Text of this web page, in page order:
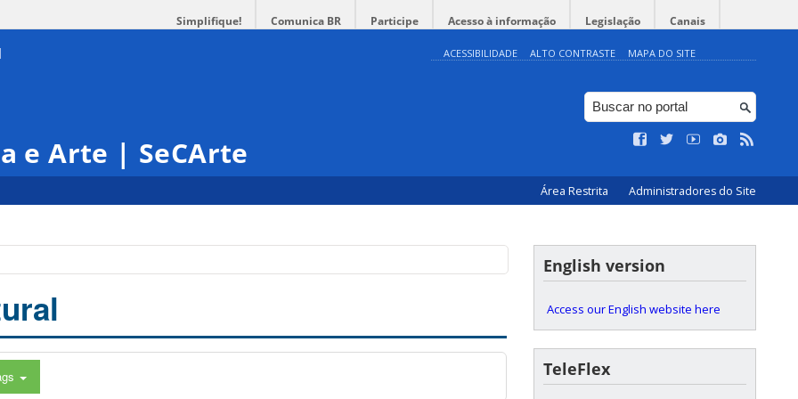
Simplifique! Comunica BR Participe Acesso à informação Legislação Canais
ACESSIBILIDADE ALTO CONTRASTE MAPA DO SITE
e Arte | SeCArte
Área Restrita Administradores do Site
English version
Access our English website here
TeleFlex